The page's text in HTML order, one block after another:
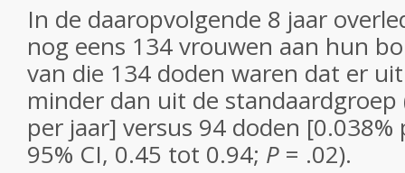
In de daaropvolgende 8 jaar
nog eens 134 vrouwen aan hun
van die 134 doden waren dat er
minder dan uit de standaardgroep
per jaar] versus 94 doden [0.038%
95% CI, 0.45 tot 0.94; P = .02).